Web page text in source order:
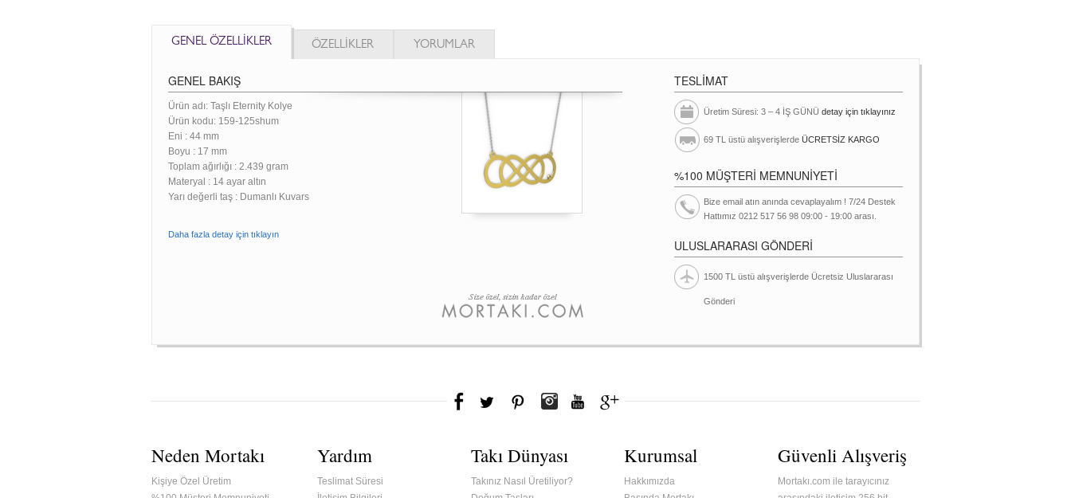
GENEL ÖZELLİKLER ÖZELLİKLER YORUMLAR
GENEL BAKIŞ
Ürün adı: Taşlı Eternity Kolye
Ürün kodu: 159-125shum
Eni : 44 mm
Boyu : 17 mm
Toplam ağırlığı : 2.439 gram
Materyal : 14 ayar altın
Yarı değerli taş : Dumanlı Kuvars
Daha fazla detay için tıklayın
TESLİMAT
Üretim Süresi: 3 – 4 İŞ GÜNÜ detay için tıklayınız
69 TL üstü alışverişlerde ÜCRETSİZ KARGO
%100 MÜŞTERİ MEMNUNİYETİ
Bize email atın anında cevaplayalım ! 7/24 Destek
Hattımız 0212 517 56 98 09:00 - 19:00 arası.
ULUSLARARASI GÖNDERİ
1500 TL üstü alışverişlerde Ücretsiz Uluslararası
Gönderi
Neden Mortakı
Kişiye Özel Üretim
Yardım
Teslimat Süresi
Takı Dünyası
Takınız Nasıl Üretiliyor?
Kurumsal
Hakkımızda
Güvenli Alışveriş
Mortakı.com ile tarayıcınız